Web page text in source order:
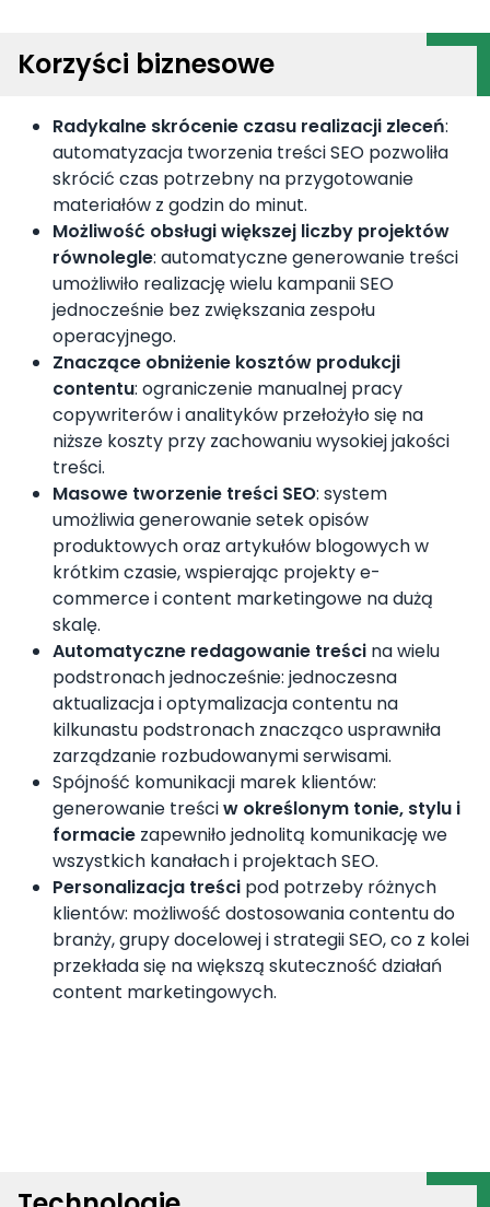
Korzyści biznesowe
Radykalne skrócenie czasu realizacji zleceń:
automatyzacja tworzenia treści SEO pozwoliła
skrócić czas potrzebny na przygotowanie
materiałów z godzin do minut.
Możliwość obsługi większej liczby projektów
równolegle: automatyczne generowanie treści
umożliwiło realizację wielu kampanii SEO
jednocześnie bez zwiększania zespołu
operacyjnego.
Znaczące obniżenie kosztów produkcji
contentu: ograniczenie manualnej pracy
copywriterów i analityków przełożyło się na
niższe koszty przy zachowaniu wysokiej jakości
treści.
Masowe tworzenie treści SEO: system
umożliwia generowanie setek opisów
produktowych oraz artykułów blogowych w
krótkim czasie, wspierając projekty e-
commerce i content marketingowe na dużą
skalę.
Automatyczne redagowanie treści na wielu
podstronach jednocześnie: jednoczesna
aktualizacja i optymalizacja contentu na
kilkunastu podstronach znacząco usprawniła
zarządzanie rozbudowanymi serwisami.
Spójność komunikacji marek klientów:
generowanie treściw określonym tonie, stylu i
formacie zapewniło jednolitą komunikację we
wszystkich kanałach i projektach SEO.
Personalizacja treści pod potrzeby różnych
klientów: możliwość dostosowania contentu do
branży, grupy docelowej i strategii SEO, co z kolei
przekłada się na większą skuteczność działań
content marketingowych.